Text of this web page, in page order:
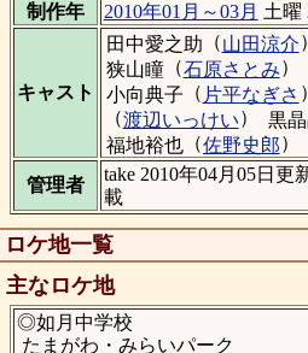
制作年
2010年01月～03月 土曜
キャスト
田中愛之助 （山田涼介）
狭山瞳（石原さとみ）
小向典子 （ 片平なぎさ ）
（渡辺いっけい） 黒
福地裕也 （佐野史郎）
管理者
take 2010年04月05日
載
ロケ地一覧
主なロケ地
◎如月中学校
たまがわ・みらいパーク